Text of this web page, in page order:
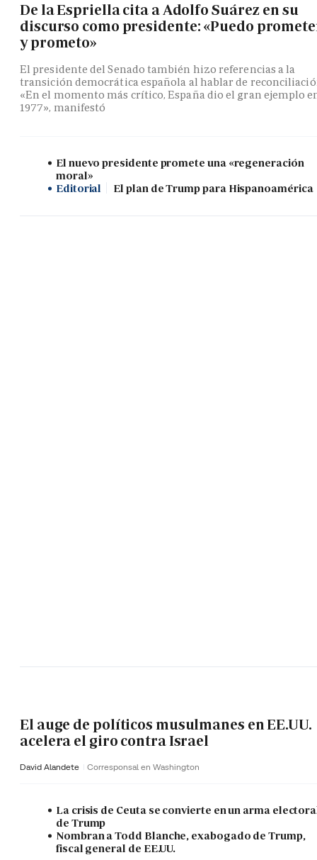
De la Espriella cita a Adolfo Suárez en su
discurso como presidente: «Puedo
y prometo»
El presidente del Senado también hizo referencias a la
transición democrática española al hablar de
«En el momento más crítico, España dio el gran ejemplo
1977», manifestó
El nuevo presidente promete una «regeneración
moral»
Editorial
El plan de Trump para Hispanoamérica
El auge de políticos musulmanes en EE.UU.
acelera el giro contra Israel
David Alandete Corresponsal en Washington
La crisis de Ceuta se convierte en un arma
de Trump
Nombran a Todd Blanche, exabogado de Trump,
fiscal general de EE.UU.